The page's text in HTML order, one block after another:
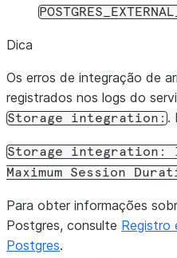
Dica
Os erros de integração de
registrados nos logs do
Storage integration:.
Storage integration:
Maximum
Session
Para obter informações
Postgres, consulte Registro
Postgres.